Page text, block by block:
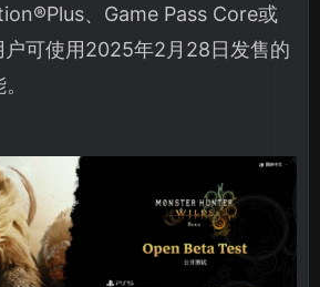
、Game Pass Core或
可使用2025年2月28日发售的